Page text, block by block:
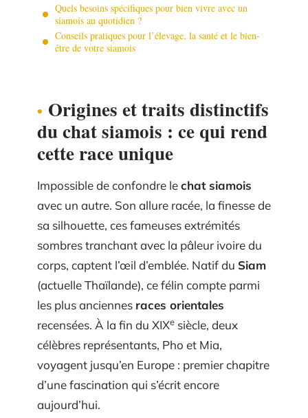
Quels besoins spécifiques pour bien vivre avec un
siamois au quotidien ?
Conseils pratiques pour l’élevage, la santé et le bien-
être de votre siamois
Origines et traits distinctifs
du chat siamois : ce qui rend
cette race unique
Impossible de confondre lechat siamois
avec un autre. Son allure racée, la finesse de
sa silhouette, ces fameuses extrémités
sombres tranchant avec la pâleur ivoire du
corps, captent l’œil d’emblée. Natif du Siam
(actuelle Thaïlande), ce félin compte parmi
les plus anciennes races orientales
recensées. À la fin du XIXe siècle, deux
célèbres représentants, Pho et Mia,
voyagent jusqu’en Europe : premier chapitre
d’une fascination qui s’écrit encore
aujourd’hui.